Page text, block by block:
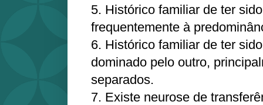
5. Histórico familiar de ter
frequentemente à
6. Histórico familiar de ter
dominado pelo outro,
separados.
7. Existe neurose de